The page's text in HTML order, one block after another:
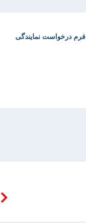
فرم درخواست نمایندگی